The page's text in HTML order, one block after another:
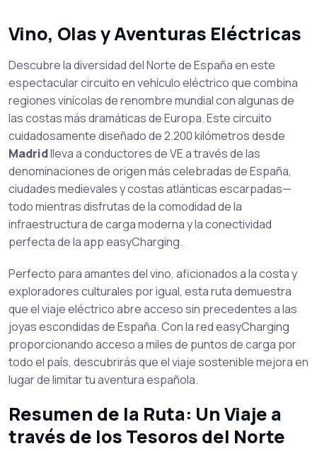
Vino, Olas y Aventuras Eléctricas
Descubre la diversidad del Norte de España en este
espectacular circuito en vehículo eléctrico que combina
regiones vinícolas de renombre mundial con algunas de
las costas más dramáticas de Europa. Este circuito
cuidadosamente diseñado de 2.200 kilómetros desde
Madridlleva a conductores de VE a través de las
denominaciones de origen más celebradas de España,
ciudades medievales y costas atlánticas escarpadas—
todo mientras disfrutas de la comodidad de la
infraestructura de carga moderna y la conectividad
perfecta de la app easyCharging.
Perfecto para amantes del vino, aficionados a la costa y
exploradores culturales por igual, esta ruta demuestra
que el viaje eléctrico abre acceso sin precedentes a las
joyas escondidas de España. Con la red easyCharging
proporcionando acceso a miles de puntos de carga por
todo el país, descubrirás que el viaje sostenible mejora en
lugar de limitar tu aventura española.
Resumen de la Ruta: Un Viaje a
través de los Tesoros del Norte